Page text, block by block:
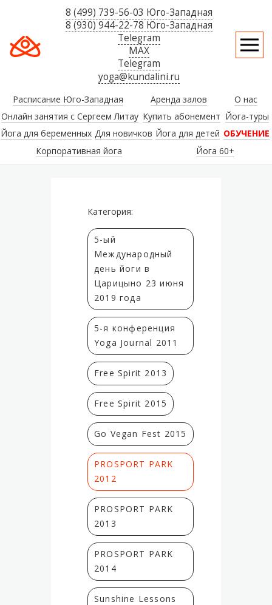
8 (499) 739-56-03 Юго-Западная
8 (930) 944-22-78 Юго-Западная
Telegram
MAX
Telegram
yoga@kundalini.ru
Расписание Юго-Западная Аренда залов
О нас
Онлайн занятия с Сергеем Литау Купить абонемент Йога-туры
Йога для беременных Для новичков Йога для детей ОБУЧЕНИЕ
Корпоративная йога
Йога 60+
Категория:
5-ый
Международный
день йоги в
Царицыно 23 июня
2019 года
5-я конференция
Yoga Journal 2011
Free Spirit 2013
Free Spirit 2015
Go Vegan Fest 2015
PROSPORT PARK
2012
PROSPORT PARK
2013
PROSPORT PARK
2014
Sunshine Lessons